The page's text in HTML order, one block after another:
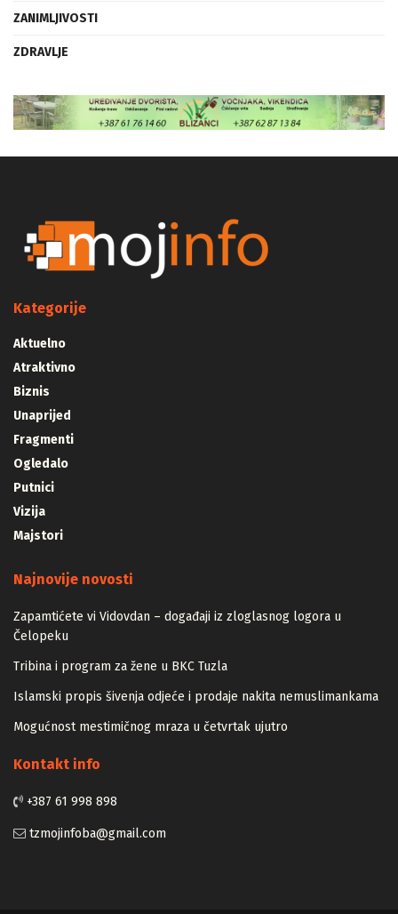
ZANIMLJIVOSTI
ZDRAVLJE
Kategorije
Aktuelno
Atraktivno
Biznis
Unaprijed
Fragmenti
Ogledalo
Putnici
Vizija
Majstori
Najnovije novosti
Zapamtićete vi Vidovdan – događaji iz zloglasnog logora u
Čelopeku
Tribina i program za žene u BKC Tuzla
Islamski propis šivenja odjeće i prodaje nakita nemuslimankama
Mogućnost mestimičnog mraza u četvrtak ujutro
Kontakt info
+387 61 998 898
tzmojinfoba@gmail.com